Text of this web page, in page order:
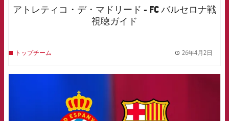
アトレティコ・デ・マドリード - FC バルセロナ戦
視聴ガイド
トップチーム 26年4月2日